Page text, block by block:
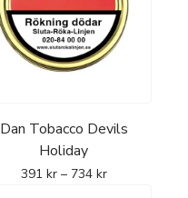
Dan Tobacco Devils
Holiday
391 kr – 734 kr